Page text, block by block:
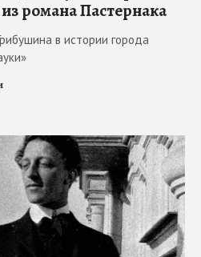
романа Пастернака
в истории города